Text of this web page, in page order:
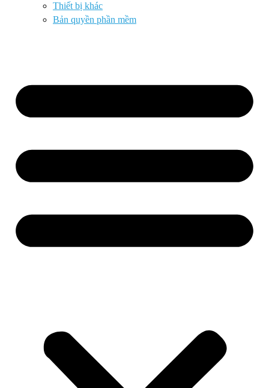
Thiết bị khác
Bản quyền phần mềm